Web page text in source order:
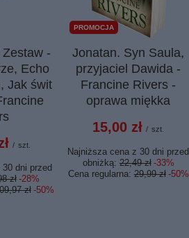
-
Echo
Jak świt
/ szt.
dni przed
zł -28%
zł -50%
PROMOCJA
Jonatan. Syn Saula,
przyjaciel Dawida -
Francine Rivers -
oprawa miękka
15,00 zł / szt.
Najniższa cena z 30 dni przed
obniżką: 22,49 zł -33%
Cena regularna: 29,99 zł -50%